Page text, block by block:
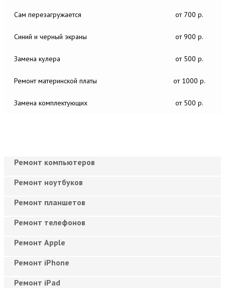
Сам перезагружается от 700 р.
Синий и черный экраны от 900 р.
Замена кулера от 500 р.
Ремонт материнской платы от 1000 р.
Замена комплектующих от 500 р.
Ремонт компьютеров
Ремонт ноутбуков
Ремонт планшетов
Ремонт телефонов
Ремонт Apple
Ремонт iPhone
Ремонт iPad